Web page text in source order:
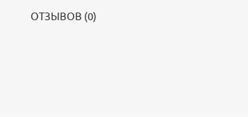
ОТЗЫВОВ (0)